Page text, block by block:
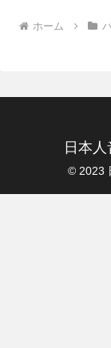
ホーム
日本
© 2023